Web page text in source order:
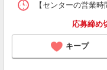
【センターの営業
応募締め
キープ